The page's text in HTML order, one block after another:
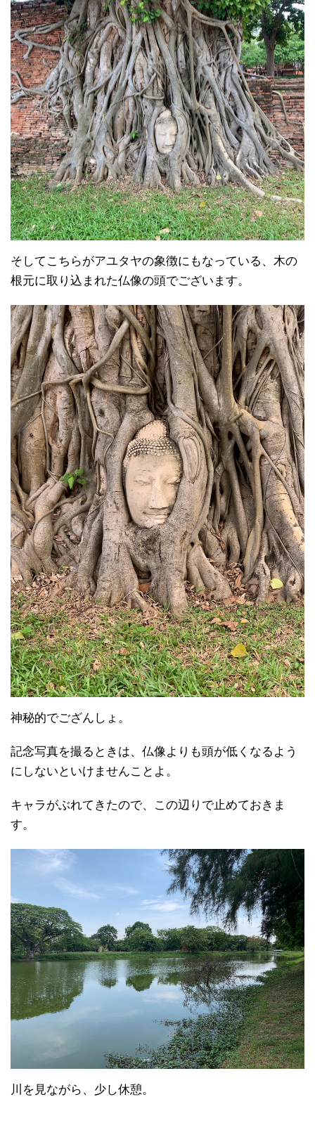
そしてこちらがアユタヤの象徴にもなっている、木の
根元に取り込まれた仏像の頭でございます。
神秘的でござんしょ。
記念写真を撮るときは、仏像よりも頭が低くなるよう
にしないといけませんことよ。
キャラがぶれてきたので、この辺りで止めておきま
す。
川を見ながら、少し休憩。